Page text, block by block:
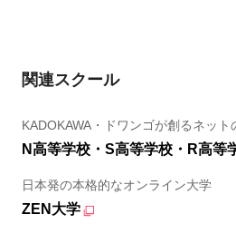
関連スクール
KADOKAWA・ドワンゴが創るネット
N高等学校・S高等学校・R高等
日本発の本格的なオンライン大学
ZEN大学